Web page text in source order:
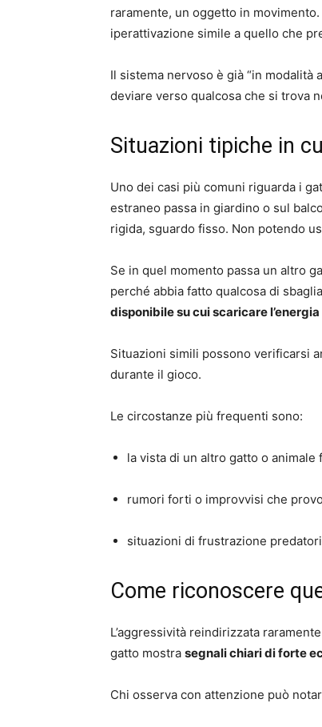
raramente, un oggetto in
iperattivazione simile a quello che
Il sistema nervoso è già “in modalità
deviare verso qualcosa che si trova
Situazioni tipiche in
Uno dei casi più comuni riguarda i
estraneo passa in giardino o sul
rigida, sguardo fisso. Non potendo
Se in quel momento passa un altro
perché abbia fatto qualcosa di
disponibile su cui scaricare
Situazioni simili possono verificarsi
durante il gioco.
Le circostanze più frequenti sono:
la vista di un altro gatto o
rumori forti o improvvisi che
situazioni di frustrazione
Come riconoscere
L’aggressività reindirizzata
gatto mostra segnali chiari di forte
Chi osserva con attenzione può